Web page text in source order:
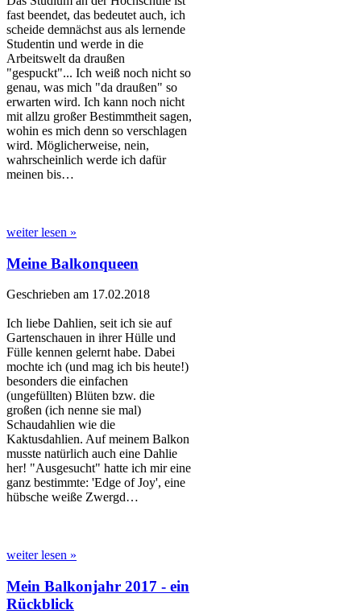
fast beendet, das bedeutet auch, ich
scheide demnächst aus als lernende
Studentin und werde in die
Arbeitswelt da draußen
"gespuckt"... Ich weiß noch nicht so
genau, was mich "da draußen" so
erwarten wird. Ich kann noch nicht
mit allzu großer Bestimmtheit sagen,
wohin es mich denn so verschlagen
wird. Möglicherweise, nein,
wahrscheinlich werde ich dafür
meinen bis…
weiter lesen »
Meine Balkonqueen
Geschrieben am 17.02.2018
Ich liebe Dahlien, seit ich sie auf
Gartenschauen in ihrer Hülle und
Fülle kennen gelernt habe. Dabei
mochte ich (und mag ich bis heute!)
besonders die einfachen
(ungefüllten) Blüten bzw. die
großen (ich nenne sie mal)
Schaudahlien wie die
Kaktusdahlien. Auf meinem Balkon
musste natürlich auch eine Dahlie
her! "Ausgesucht" hatte ich mir eine
ganz bestimmte: 'Edge of Joy', eine
hübsche weiße Zwergd…
weiter lesen »
Mein Balkonjahr 2017 - ein
Rückblick